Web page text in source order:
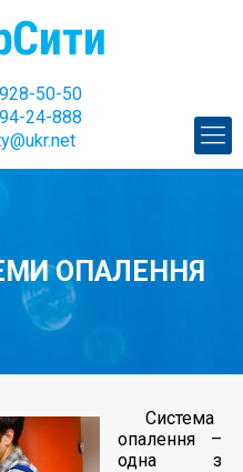
50-50
24-888
ОПАЛЕННЯ
Система
опалення –
одна з